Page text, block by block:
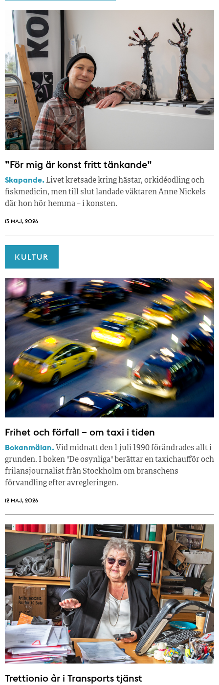
”För mig är konst fritt tänkande”
Skapande. Livet kretsade kring hästar, orkidéodling och
fiskmedicin, men till slut landade väktaren Anne Nickels
där hon hör hemma – i konsten.
13 MAJ, 2026
KULTUR
Frihet och förfall – om taxi i tiden
Bokanmälan. Vid midnatt den 1 juli 1990 förändrades allt i
grunden. I boken "De osynliga" berättar en taxichaufför och
frilansjournalist från Stockholm om branschens
förvandling efter avregleringen.
12 MAJ, 2026
Trettionio år i Transports tjänst